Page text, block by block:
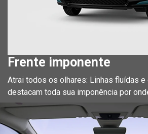
Frente imponente
Atrai todos os olhares: Linhas fluídas e
destacam toda sua imponência por